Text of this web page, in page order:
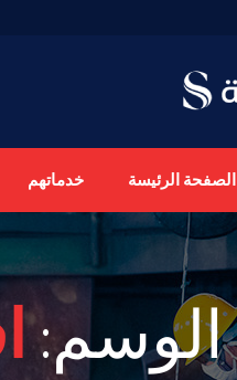
الصفحة الرئيسة خدماتهم
الوسم: